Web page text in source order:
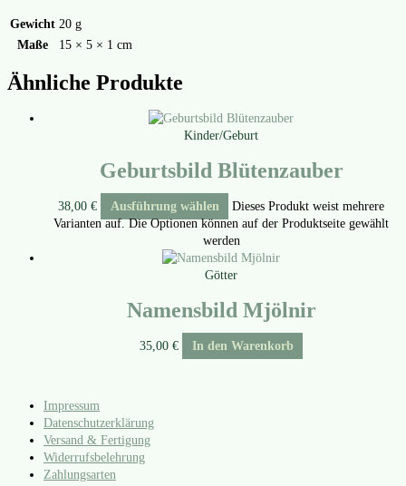
Gewicht 20 g
Maße
15 × 5 × 1 cm
Ähnliche Produkte
Kinder/Geburt
Geburtsbild Blütenzauber
38,00 € Ausführung wählen
Dieses Produkt weist mehrere
Varianten auf. Die Optionen können auf der Produktseite gewählt
werden
Götter
Namensbild Mjölnir
35,00 € In den Warenkorb
Impressum
Datenschutzerklärung
Versand & Fertigung
Widerrufsbelehrung
Zahlungsarten